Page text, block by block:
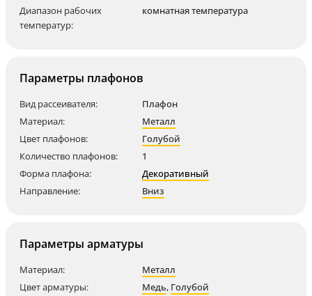
Диапазон рабочих
температур:
комнатная температура
Параметры плафонов
Вид рассеивателя:
Плафон
Материал:
Металл
Цвет плафонов:
Голубой
Количество плафонов:
1
Форма плафона:
Декоративный
Направление:
Вниз
Параметры арматуры
Материал:
Металл
Цвет арматуры:
Медь, Голубой